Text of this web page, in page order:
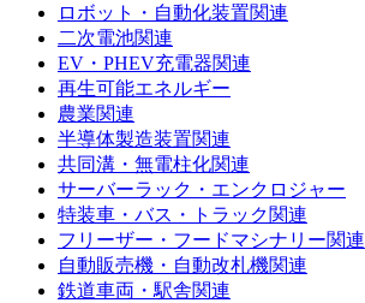
ロボット・自動化装置関連
二次電池関連
EV・PHEV充電器関連
再生可能エネルギー
農業関連
半導体製造装置関連
共同溝・無電柱化関連
サーバーラック・エンクロジャー
特装車・バス・トラック関連
フリーザー・フードマシナリー関連
自動販売機・自動改札機関連
鉄道車両・駅舎関連